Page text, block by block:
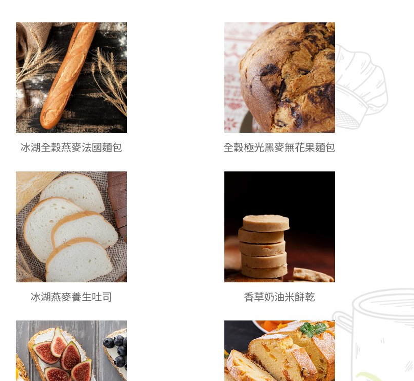
冰湖全穀燕麥法國麵包 全穀極光黑麥無花果麵包
冰湖燕麥養生吐司 香草奶油米餅乾